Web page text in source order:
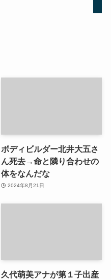
ボディビルダー北井大五さ
ん死去→命と隣り合わせの
体をなんだな
2024年8月21日
久代萌美アナが第１子出産